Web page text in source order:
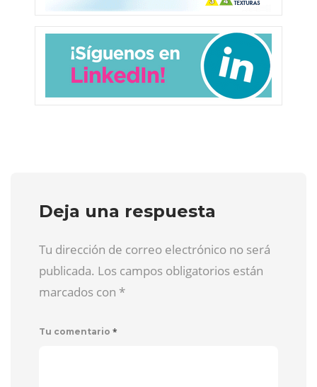
Deja una respuesta
Tu dirección de correo electrónico no será
publicada. Los campos obligatorios están
marcados con *
Tu comentario *